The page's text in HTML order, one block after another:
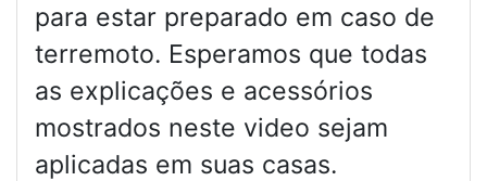
para estar preparado em caso de
terremoto. Esperamos que todas
as explicações e acessórios
mostrados neste video sejam
aplicadas em suas casas.